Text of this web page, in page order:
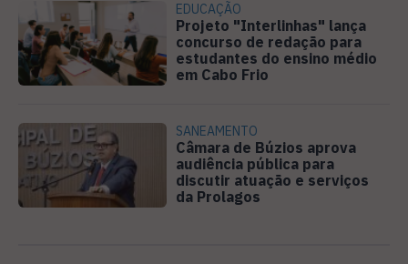
EDUCAÇÃO
Projeto "Interlinhas" lança
concurso de redação para
estudantes do ensino médio
em Cabo Frio
SANEAMENTO
Câmara de Búzios aprova
audiência pública para
discutir atuação e serviços
da Prolagos